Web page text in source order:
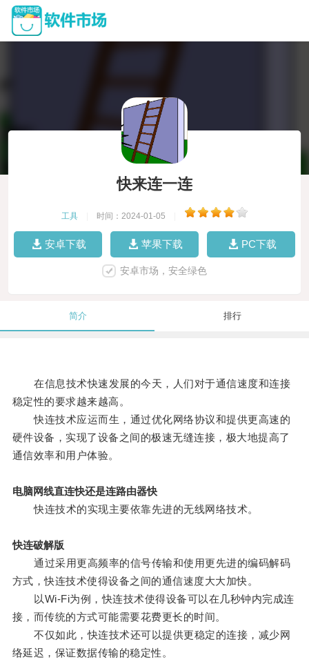
快来连一连
工具 时间：2024-01-05
安卓下载 苹果下载 PC下载
安卓市场，安全绿色
简介 排行
在信息技术快速发展的今天，人们对于通信速度和连接
稳定性的要求越来越高。
快连技术应运而生，通过优化网络协议和提供更高速的
硬件设备，实现了设备之间的极速无缝连接，极大地提高了
通信效率和用户体验。
电脑网线直连快还是连路由器快
快连技术的实现主要依靠先进的无线网络技术。
快连破解版
通过采用更高频率的信号传输和使用更先进的编码解码
方式，快连技术使得设备之间的通信速度大大加快。
以Wi-Fi为例，快连技术使得设备可以在几秒钟内完成连
接，而传统的方式可能需要花费更长的时间。
不仅如此，快连技术还可以提供更稳定的连接，减少网
络延迟，保证数据传输的稳定性。